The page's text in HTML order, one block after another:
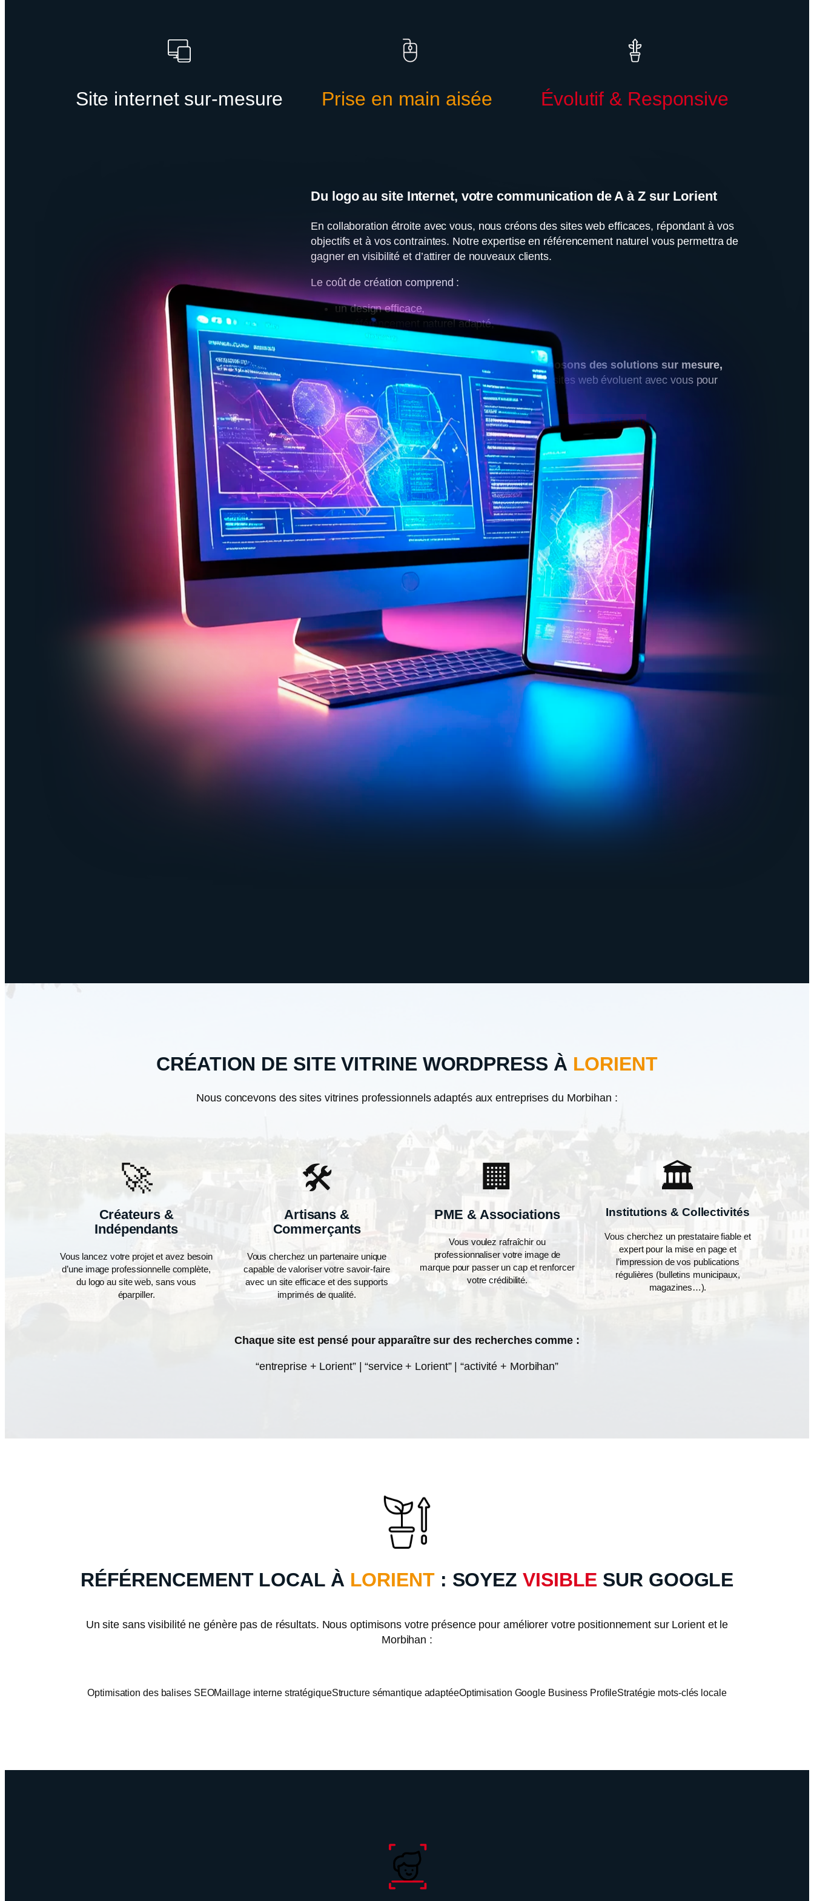
Site internet sur-mesure Prise en main aisée Évolutif & Responsive
Du logo au site Internet, votre communication de A à Z sur Lorient
En collaboration étroite avec vous, nous créons des sites web efficaces, répondant à vos
objectifs et à vos contraintes. Notre expertise en référencement naturel vous permettra de
gagner en visibilité et d’attirer de nouveaux clients.
Le coût de création comprend :
un design efficace,
un référencement naturel adapté,
un site internet sécurisé,
Oubliez les forfaits standardisés !
Nous vous proposons des solutions sur mesure,
adaptées à votre budget et à vos objectifs. Nos sites web évoluent avec vous pour
vous garantir un retour sur investissement durable.
En apprendre plus sur nos prestations print et web
CRÉATION DE SITE VITRINE WORDPRESS À LORIENT
Nous concevons des sites vitrines professionnels adaptés aux entreprises du Morbihan :
🚀
Créateurs &
Indépendants
Vous lancez votre projet et avez besoin
d’une image professionnelle complète,
du logo au site web, sans vous
éparpiller.
🛠️
Artisans &
Commerçants
Vous cherchez un partenaire unique
capable de valoriser votre savoir-faire
avec un site efficace et des supports
imprimés de qualité.
🏢
PME & Associations
Vous voulez rafraîchir ou
professionnaliser votre image de
marque pour passer un cap et renforcer
votre crédibilité.
🏛️
Institutions & Collectivités
Vous cherchez un prestataire fiable et
expert pour la mise en page et
l’impression de vos publications
régulières (bulletins municipaux,
magazines…).
Chaque site est pensé pour apparaître sur des recherches comme :
“entreprise + Lorient” | “service + Lorient” | “activité + Morbihan”
RÉFÉRENCEMENT LOCAL À LORIENT: SOYEZ VISIBLE SUR GOOGLE
Un site sans visibilité ne génère pas de résultats. Nous optimisons votre présence pour améliorer votre positionnement sur Lorient et le
Morbihan :
Optimisation des balises SEOMaillage interne stratégiqueStructure sémantique adaptéeOptimisation Google Business ProfileStratégie mots-clés locale